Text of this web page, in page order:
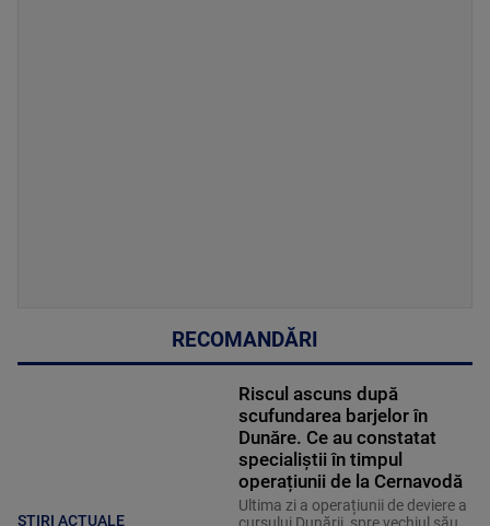
RECOMANDĂRI
ȘTIRI ACTUALE
Riscul ascuns după
scufundarea barjelor în
Dunăre. Ce au constatat
specialiștii în timpul
operațiunii de la Cernavodă
Ultima zi a operațiunii de deviere a